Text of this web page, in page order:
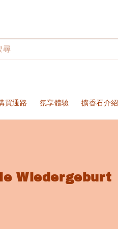
尋
買通路 氛享體驗 擴香石介紹
Wiedergeburt